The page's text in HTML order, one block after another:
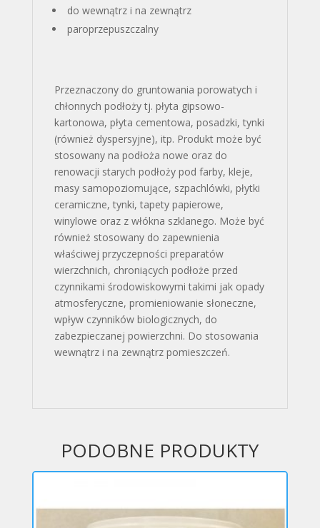
do wewnątrz i na zewnątrz
paroprzepuszczalny
Przeznaczony do gruntowania porowatych i
chłonnych podłoży tj. płyta gipsowo-
kartonowa, płyta cementowa, posadzki, tynki
(również dyspersyjne), itp. Produkt może być
stosowany na podłoża nowe oraz do
renowacji starych podłoży pod farby, kleje,
masy samopoziomujące, szpachlówki, płytki
ceramiczne, tynki, tapety papierowe,
winylowe oraz z włókna szklanego. Może być
również stosowany do zapewnienia
właściwej przyczepności preparatów
wierzchnich, chroniących podłoże przed
czynnikami środowiskowymi takimi jak opady
atmosferyczne, promieniowanie słoneczne,
wpływ czynników biologicznych, do
zabezpieczanej powierzchni. Do stosowania
wewnątrz i na zewnątrz pomieszczeń.
PODOBNE PRODUKTY